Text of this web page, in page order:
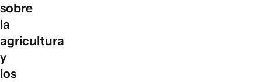
sobre
la
agricultura
y
los